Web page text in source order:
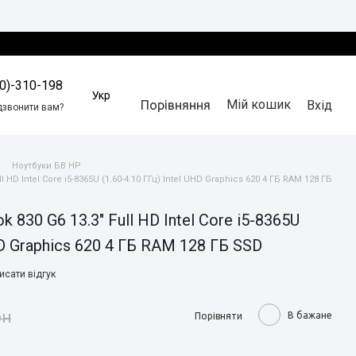
310-198
вам?
Укр
Порівняння Мій кошик Вхід
Ноутбуки БВ HP
HD Intel Core i5-8365U (1.60-4.10 ГГц) Intel UHD Graphics 620 4 ГБ RAM 128 ГБ
830 G6 13.3" Full HD Intel Core i5-8365U
Graphics 620 4 ГБ RAM 128 ГБ SSD
відгук
Порівняти В бажане